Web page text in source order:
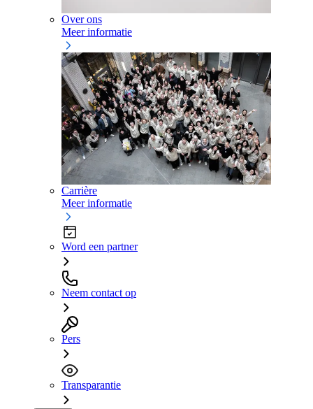
Over ons
Meer informatie
Carrière
Meer informatie
Word een partner
Neem contact op
Pers
Transparantie